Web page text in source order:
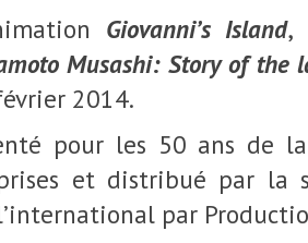
Giovanni’s Island,
Musashi: Story of the
2014.
pour les 50 ans de
et distribué par la
par